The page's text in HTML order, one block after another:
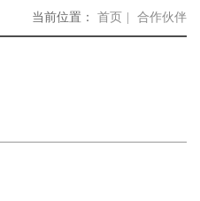
当前位置： 首页 合作伙伴